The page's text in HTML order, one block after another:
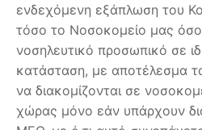
ενδεχόμενη εξάπλωση του
τόσο το Νοσοκομείο μας όσο
νοσηλευτικό προσωπικό σε
κατάσταση, με αποτέλεσμα
να διακομίζονται σε
χώρας μόνο εάν υπάρχουν